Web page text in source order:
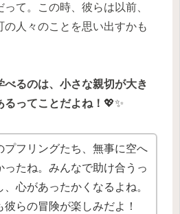
て。この時、彼らは以前、
人々のことを思い出すかも
べるのは、小さな親切が大き
ってことだよね！ 💖✨
プフリングたち、無事に空へ
ったね。みんなで助け合うっ
、心があったかくなるよね。
彼らの冒険が楽しみだよ！